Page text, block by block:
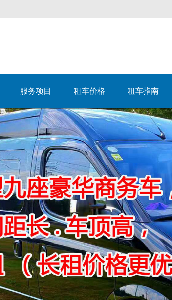
服务项目 租车价格 租车指南